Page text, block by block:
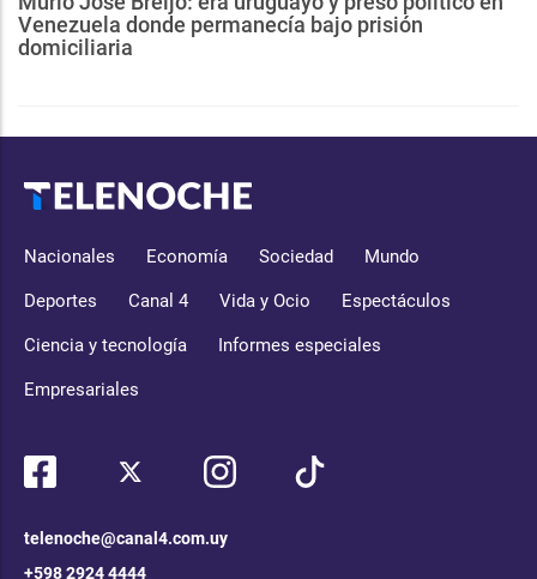
Venezuela donde permanecía bajo prisión
domiciliaria
Nacionales Economía Sociedad Mundo
Deportes Canal 4 Vida y Ocio Espectáculos
Ciencia y tecnología Informes especiales
Empresariales
telenoche@canal4.com.uy
+598 2924 4444